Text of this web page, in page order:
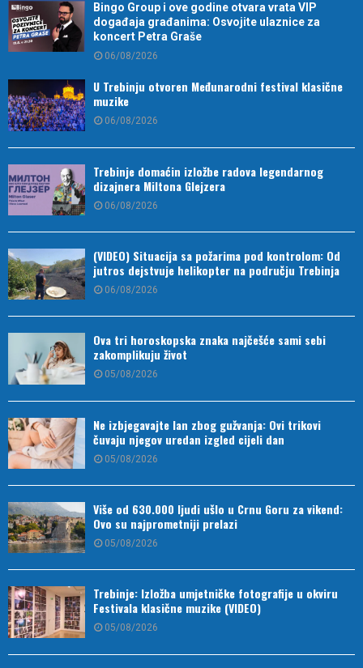
Bingo Group i ove godine otvara vrata VIP
događaja građanima: Osvojite ulaznice za
koncert Petra Graše
06/08/2026
U Trebinju otvoren Međunarodni festival klasične
muzike
06/08/2026
Trebinje domaćin izložbe radova legendarnog
dizajnera Miltona Glejzera
06/08/2026
(VIDEO) Situacija sa požarima pod kontrolom: Od
jutros dejstvuje helikopter na području Trebinja
06/08/2026
Ova tri horoskopska znaka najčešće sami sebi
zakomplikuju život
05/08/2026
Ne izbjegavajte lan zbog gužvanja: Ovi trikovi
čuvaju njegov uredan izgled cijeli dan
05/08/2026
Više od 630.000 ljudi ušlo u Crnu Goru za vikend:
Ovo su najprometniji prelazi
05/08/2026
Trebinje: Izložba umjetničke fotografije u okviru
Festivala klasične muzike (VIDEO)
05/08/2026